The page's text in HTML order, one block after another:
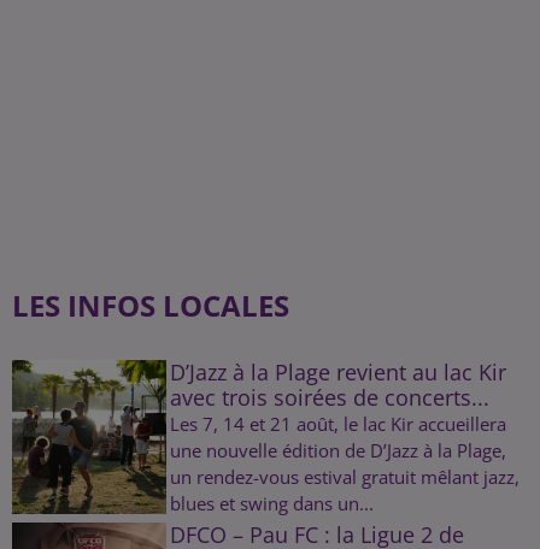
LES INFOS LOCALES
D’Jazz à la Plage revient au lac Kir
avec trois soirées de concerts...
Les 7, 14 et 21 août, le lac Kir accueillera
une nouvelle édition de D’Jazz à la Plage,
un rendez-vous estival gratuit mêlant jazz,
blues et swing dans un...
DFCO – Pau FC : la Ligue 2 de